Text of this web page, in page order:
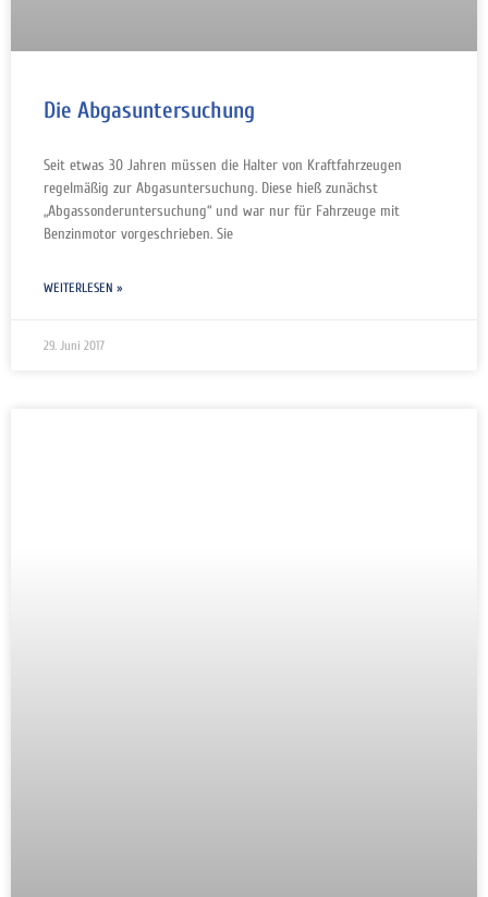
Die Abgasuntersuchung
Seit etwas 30 Jahren müssen die Halter von Kraftfahrzeugen
regelmäßig zur Abgasuntersuchung. Diese hieß zunächst
„Abgassonderuntersuchung“ und war nur für Fahrzeuge mit
Benzinmotor vorgeschrieben. Sie
WEITERLESEN »
29. Juni 2017